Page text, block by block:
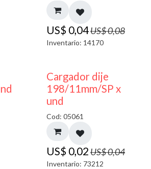
US$ 0,04US$0,08
Inventario: 14170
50% DESCUENTO
Cargador dije
198/11mm/SP x
und
Cod: 05061
US$ 0,02US$0,04
Inventario: 73212